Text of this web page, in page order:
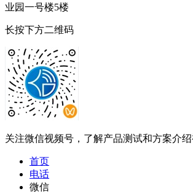
业园一号楼5楼
长按下方二维码
关注微信视频号，了解产品测试和方案介
首页
电话
微信